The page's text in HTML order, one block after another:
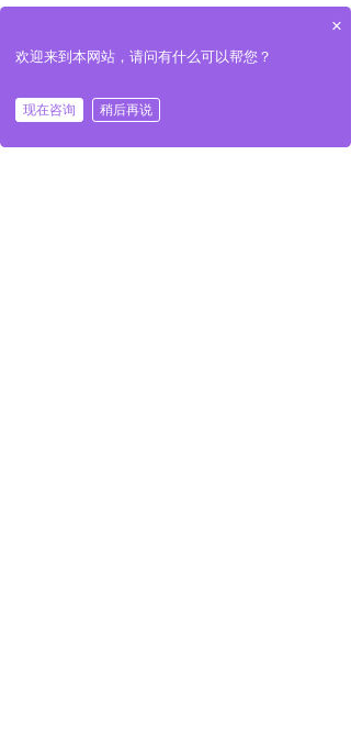
需要注意的是，各种光缆接续盒可以容纳
格遵守其规格。
×
欢迎来到本网站，请问有什么可以帮您？
现在咨询 稍后再说